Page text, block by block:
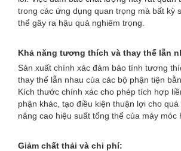
trong các ứng dụng quan trọng mà bất kỳ
thể gây ra hậu quả nghiêm trọng.
Khả năng tương thích và thay thế lẫn
Sản xuất chính xác đảm bảo tính tương
thay thế lẫn nhau của các bộ phận tiện
Kích thước chính xác cho phép tích hợp
phận khác, tạo điều kiện thuận lợi cho
nâng cao hiệu suất tổng thể của máy móc
Giảm chất thải và chi phí: